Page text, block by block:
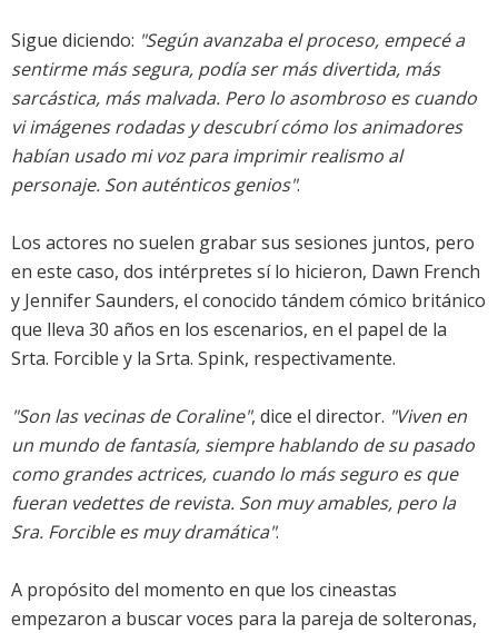
Sigue diciendo: "Según avanzaba el proceso, empecé a
sentirme más segura, podía ser más divertida, más
sarcástica, más malvada. Pero lo asombroso es cuando
vi imágenes rodadas y descubrí cómo los animadores
habían usado mi voz para imprimir realismo al
personaje. Son auténticos genios".
Los actores no suelen grabar sus sesiones juntos, pero
en este caso, dos intérpretes sí lo hicieron, Dawn French
y Jennifer Saunders, el conocido tándem cómico británico
que lleva 30 años en los escenarios, en el papel de la
Srta. Forcible y la Srta. Spink, respectivamente.
"Son las vecinas de Coraline", dice el director. "Viven en
un mundo de fantasía, siempre hablando de su pasado
como grandes actrices, cuando lo más seguro es que
fueran vedettes de revista. Son muy amables, pero la
Sra. Forcible es muy dramática".
A propósito del momento en que los cineastas
empezaron a buscar voces para la pareja de solteronas,